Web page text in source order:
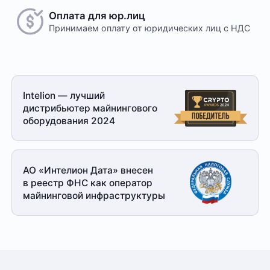
заказ оформляется на юридическое лицо.
При получении заказа необходимо иметь при себе
доверенность от организации-заказчика и паспорт
для удостоверения личности
Доставка
Отправка товара осуществляется с понедельника
по пятницу с 10-00 до 19-00. При получении товара
необходимо предоставить паспорт и квитанцию
Оплата для юр.лиц
Принимаем оплату от юридических лиц с НДС
Intelion — лучший
дистрибьютер майнингового
оборудования 2024
АО «Интелион Дата» внесен
в реестр ФНС как оператор
майнинговой инфраструктуры